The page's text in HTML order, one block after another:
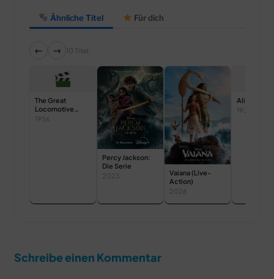
Ähnliche Titel Für dich
← → 10 Titel
The Great
Locomotive
Chase
1956
Percy Jackson:
Die Serie
2023
Vaiana (Live-
Action)
2026
Alice’s
1927
Schreibe einen Kommentar